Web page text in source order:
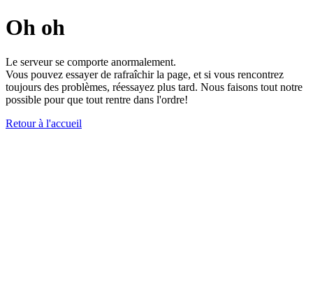
Oh oh
Le serveur se comporte anormalement.
Vous pouvez essayer de rafraîchir la page, et si vous rencontrez
toujours des problèmes, réessayez plus tard. Nous faisons tout notre
possible pour que tout rentre dans l'ordre!
Retour à l'accueil